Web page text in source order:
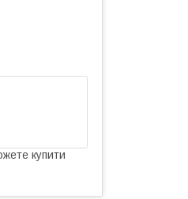
купити